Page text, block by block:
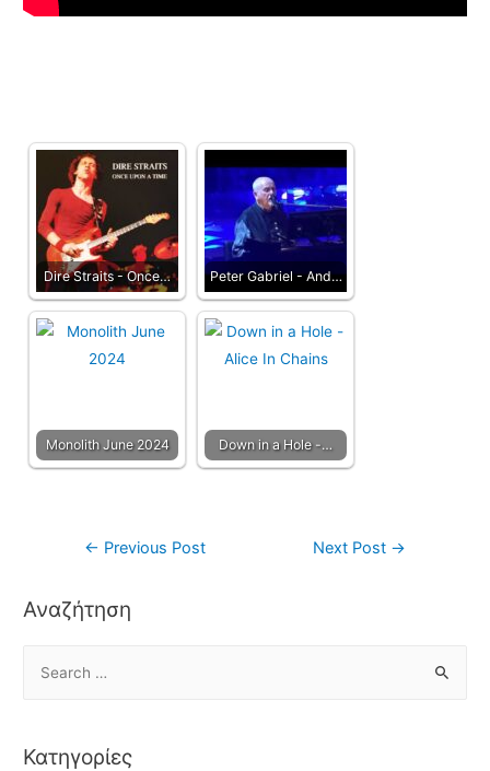
Dire Straits - Once… Peter Gabriel - And…
Monolith June 2024 Down in a Hole -…
← Previous Post Next Post →
Αναζήτηση
Κατηγορίες